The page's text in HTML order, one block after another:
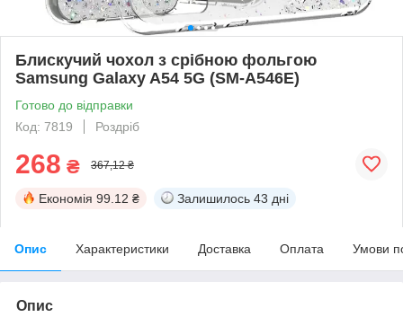
Блискучий чохол з срібною фольгою
Samsung Galaxy A54 5G (SM-A546E)
Готово до відправки
Код: 7819
Роздріб
268 ₴ 367,12 ₴
Економія 99.12 ₴ Залишилось 43 дні
Опис Характеристики Доставка Оплата Умови
Опис